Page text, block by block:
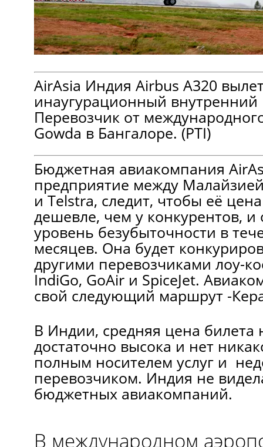
AirAsia Индия Airbus A320
инаугурационный внутренний
Перевозчик от
Gowda в Бангалоре. (PTI)
Бюджетная авиакомпания
предприятие между
и Telstra, следит, чтобы её
дешевле, чем у конкурентов,
уровень безубыточности в
месяцев. Она будет
другими перевозчиками лоу-
IndiGo, GoAir и SpiceJet.
свой следующий маршрут -
В Индии, средняя цена билета
достаточно высока и нет
полным носителем услуг и
перевозчиком. Индия не
бюджетных авиакомпаний.
В международном